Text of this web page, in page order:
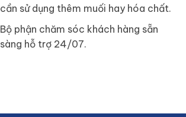
cần sử dụng thêm muối hay hóa chất.
Bộ phận chăm sóc khách hàng sẵn
sàng hỗ trợ 24/07.